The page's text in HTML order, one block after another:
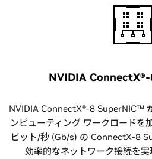
NVIDIA
NVIDIA ConnectX®-8 SuperNIC™
ンピューティング ワークロードを
ビット/秒 (Gb/s) の ConnectX-8
効率的なネットワーク接続を